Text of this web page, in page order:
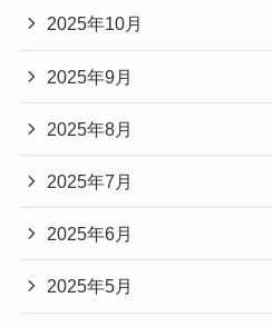
2025年10月
2025年9月
2025年8月
2025年7月
2025年6月
2025年5月